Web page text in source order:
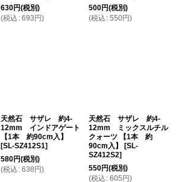
630円(税別)
(税込 : 693 円)
500円(税別)
(税込 : 550円)
天然石 サザレ 約4-
12mm インドアゲート
【1本 約90cm入】
[SL-SZ412S1]
580円(税別)
(税込 : 638 円)
天然石 サザレ 約4-
12mm ミックスルチル
クォーツ 【1本 約
90cm入】
[SL-
SZ412S2]
550円(税別)
(税込 : 605 円)